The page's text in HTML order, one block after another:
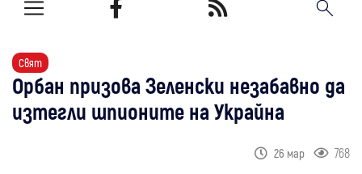
Свят
Орбан призова Зеленски незабавно да
изтегли шпионите на Украйна
26 мар 768